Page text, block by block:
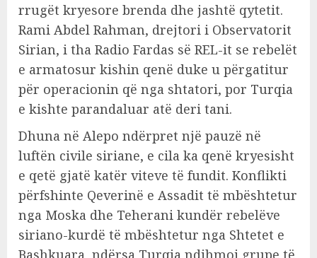
rrugët kryesore brenda dhe jashtë qytetit.
Rami Abdel Rahman, drejtori i Observatorit
Sirian, i tha Radio Fardas së REL-it se rebelët
e armatosur kishin qenë duke u përgatitur
për operacionin që nga shtatori, por Turqia
e kishte parandaluar atë deri tani.
Dhuna në Alepo ndërpret një pauzë në
luftën civile siriane, e cila ka qenë kryesisht
e qetë gjatë katër viteve të fundit. Konflikti
përfshinte Qeverinë e Assadit të mbështetur
nga Moska dhe Teherani kundër rebelëve
siriano-kurdë të mbështetur nga Shtetet e
Bashkuara, ndërsa Turqia ndihmoi grupe të